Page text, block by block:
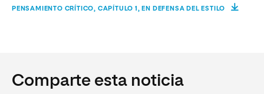
PENSAMIENTO CRÍTICO, CAPÍTULO 1, EN DEFENSA DEL ESTILO
Comparte esta noticia